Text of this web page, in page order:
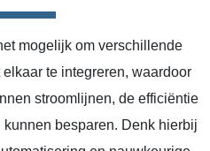
mogelijk om verschillende
te integreren, waardoor
stroomlijnen, de efficiëntie
besparen. Denk hierbij